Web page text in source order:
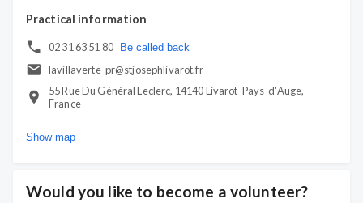
Practical information
02 31 63 51 80 Be called back
lavillaverte-pr@stjosephlivarot.fr
55 Rue Du Général Leclerc, 14140 Livarot-Pays-d'Auge,
France
Show map
Would you like to become a volunteer?